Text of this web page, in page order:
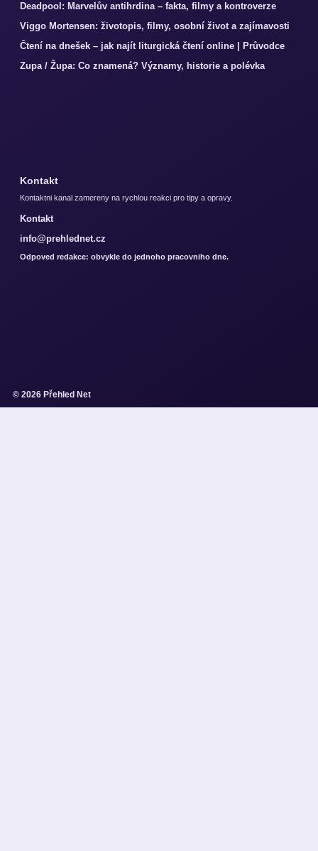
Deadpool: Marvelův antihrdina – fakta, filmy a kontroverze
Viggo Mortensen: životopis, filmy, osobní život a zajímavosti
Čtení na dnešek – jak najít liturgická čtení online | Průvodce
Zupa / Župa: Co znamená? Významy, historie a polévka
Kontakt
Kontaktni kanal zamereny na rychlou reakci pro tipy a opravy.
Kontakt
info@prehlednet.cz
Odpoved redakce: obvykle do jednoho pracovniho dne.
© 2026 Přehled Net